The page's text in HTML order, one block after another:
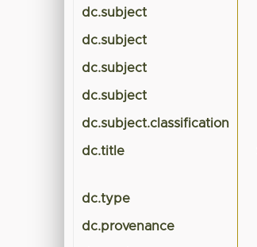
dc.subject
dc.subject
dc.subject
dc.subject
dc.subject.classification
dc.title
dc.type
dc.provenance